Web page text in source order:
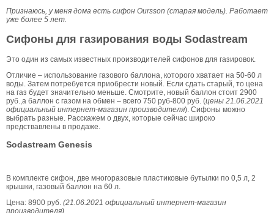
Признаюсь, у меня дома есть сифон Oursson (старая модель). Работает
уже более 5 лет.
Сифоны для газирования воды Sodastream
Это один из самых известных производителей сифонов для газировок.
Отличие – использование газового баллона, которого хватает на 50-60 л
воды. Затем потребуется приобрести новый. Если сдать старый, то цена
на газ будет значительно меньше. Смотрите, новый баллон стоит 2900
руб.,а баллон с газом на обмен – всего 750 руб-800 руб. (цены 21.06.2021
официальный интернет-магазин производителя). Сифоны можно
выбрать разные. Расскажем о двух, которые сейчас широко
предствавлены в продаже.
Sodastream Genesis
В комплекте сифон, две многоразовые пластиковые бутылки по 0,5 л, 2
крышки, газовый баллон на 60 л.
Цена: 8900 руб. (21.06.2021 официальный интернет-магазин
производителя).